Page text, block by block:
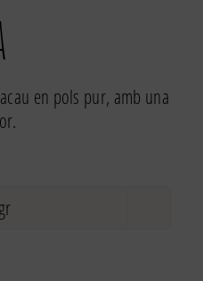
en pols pur, amb una